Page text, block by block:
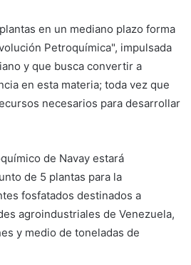
en un mediano plazo forma
Petroquímica", impulsada
y que busca convertir a
en esta materia; toda vez que
necesarios para desarrollar
de Navay estará
de 5 plantas para la
fosfatados destinados a
agroindustriales de Venezuela,
y medio de toneladas de